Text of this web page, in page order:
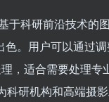
于科研前沿技术的
。用户可以通过调
，适合需要处理专
科研机构和高端摄